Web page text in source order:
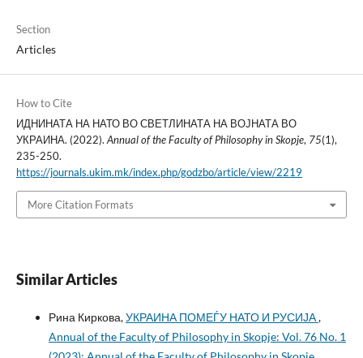
Section
Articles
How to Cite
ИДНИНАТА НА НАТО ВО СВЕТЛИНАТА НА ВОЈНАТА ВО
УКРАИНА. (2022). Annual of the Faculty of Philosophy in Skopje, 75(1),
235-250.
https://journals.ukim.mk/index.php/godzbo/article/view/2219
More Citation Formats
Similar Articles
Рина Киркова,УКРАИНА ПОМЕЃУ НАТО И РУСИЈА,
Annual of the Faculty of Philosophy in Skopje: Vol. 76 No. 1